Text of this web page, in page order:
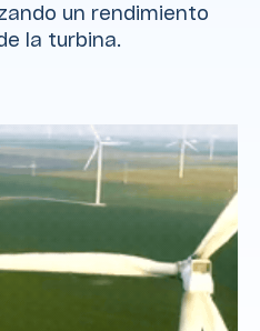
un rendimiento
la turbina.